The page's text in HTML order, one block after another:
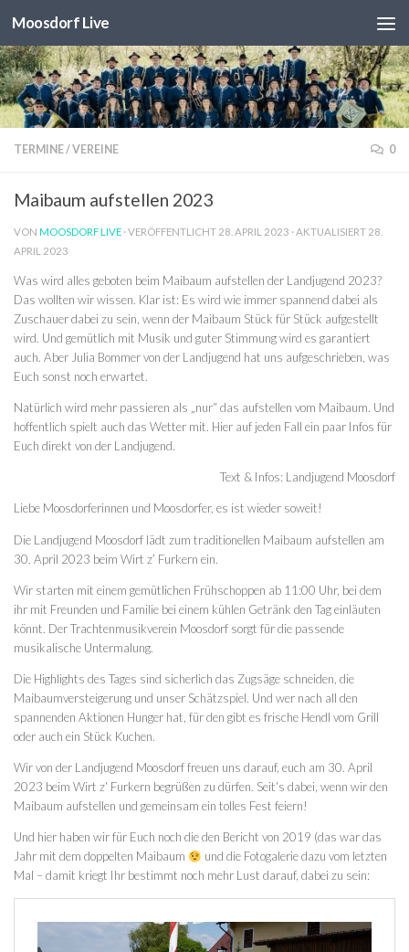
Unter dem Inhalt
Moosdorf Live
TERMINE/VEREINE 0
Maibaum aufstellen 2023
VON MOOSDORF LIVE · VERÖFFENTLICHT 28. APRIL 2023 · AKTUALISIERT 28.
APRIL 2023
Was wird alles geboten beim Maibaum aufstellen der Landjugend 2023?
Das wollten wir wissen. Klar ist: Es wird wie immer spannend dabei als
Zuschauer dabei zu sein, wenn der Maibaum Stück für Stück aufgestellt
wird. Und gemütlich mit Musik und guter Stimmung wird es garantiert
auch. Aber Julia Bommer von der Landjugend hat uns aufgeschrieben, was
Euch sonst noch erwartet.
Natürlich wird mehr passieren als „nur“ das aufstellen vom Maibaum. Und
hoffentlich spielt auch das Wetter mit. Hier auf jeden Fall ein paar Infos für
Euch direkt von der Landjugend.
Text & Infos: Landjugend Moosdorf
Liebe Moosdorferinnen und Moosdorfer, es ist wieder soweit!
Die Landjugend Moosdorf lädt zum traditionellen Maibaum aufstellen am
30. April 2023 beim Wirt z’ Furkern ein.
Wir starten mit einem gemütlichen Frühschoppen ab 11:00 Uhr, bei dem
ihr mit Freunden und Familie bei einem kühlen Getränk den Tag einläuten
könnt. Der Trachtenmusikverein Moosdorf sorgt für die passende
musikalische Untermalung.
Die Highlights des Tages sind sicherlich das Zugsäge schneiden, die
Maibaumversteigerung und unser Schätzspiel. Und wer nach all den
spannenden Aktionen Hunger hat, für den gibt es frische Hendl vom Grill
oder auch ein Stück Kuchen.
Wir von der Landjugend Moosdorf freuen uns darauf, euch am 30. April
2023 beim Wirt z‘ Furkern begrüßen zu dürfen. Seit‘s dabei, wenn wir den
Maibaum aufstellen und gemeinsam ein tolles Fest feiern!
Und hier haben wir für Euch noch die den Bericht von 2019 (das war das
Jahr mit dem doppelten Maibaum
und die Fotogalerie dazu vom letzten
Mal – damit kriegt Ihr bestimmt noch mehr Lust darauf, dabei zu sein: